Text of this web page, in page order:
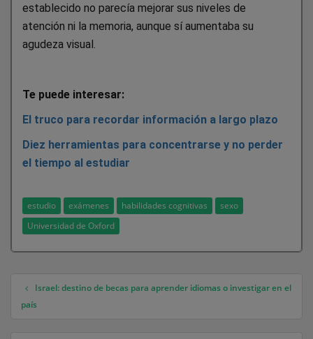
establecido no parecía mejorar sus niveles de
atención ni la memoria, aunque sí aumentaba su
agudeza visual.
Te puede interesar:
El truco para recordar información a largo plazo
Diez herramientas para concentrarse y no perder
el tiempo al estudiar
estudio exámenes habilidades cognitivas
sexo
Universidad de Oxford
Navegación de entradas
Israel: destino de becas para aprender idiomas o investigar en el
país